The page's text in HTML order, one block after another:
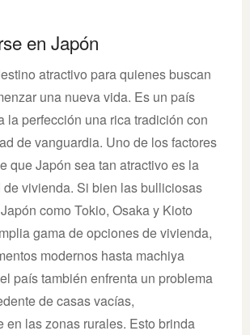
en Japón
atractivo para quienes buscan
una nueva vida. Es un país
la perfección una rica tradición con
de vanguardia. Uno de los factores
que Japón sea tan atractivo es la
vivienda. Si bien las bulliciosas
como Tokio, Osaka y Kioto
gama de opciones de vivienda,
modernos hasta machiya
país también enfrenta un problema
de casas vacías,
en las zonas rurales. Esto brinda